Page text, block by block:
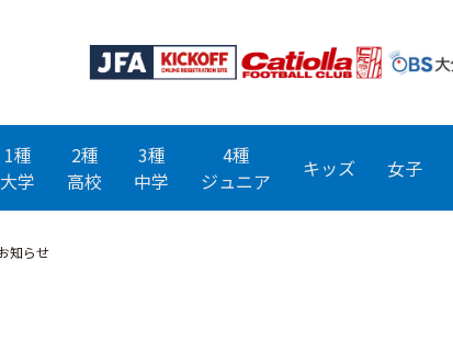
1種
大学
2種
高校
3種
中学
4種
ジュニア
キッズ 女子
知らせ